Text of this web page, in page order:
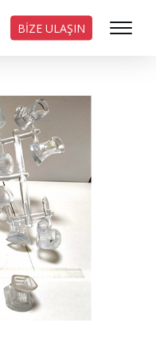
BİZE ULAŞIN